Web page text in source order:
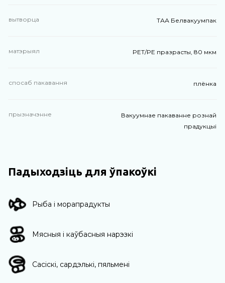
вытворца ТАА Белвакуумпак
матэрыял PET/PE празрасты, 80 мкм
спосаб пакавання плёнка
прызначэнне
Вакуумнае пакаванне рознай
прадукцыі
Падыходзіць для ўпакоўкі
Рыба і морапрадукты
Мясныя і каўбасныя нарэзкі
Сасіскі, сардэлькі, пяльмені